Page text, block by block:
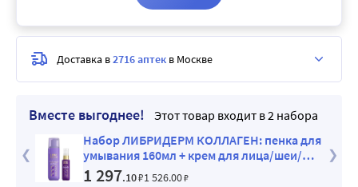
Вместе выгоднее!
Этот товар входит в 2 набора
Набор ЛИБРИДЕРМ: Бронзиада крем
против пигмент пятен спф50 50мл + крем
коллаген для лица 50мл
1 385.50₽1 630.00₽
Доставка в2716 аптек в Москве